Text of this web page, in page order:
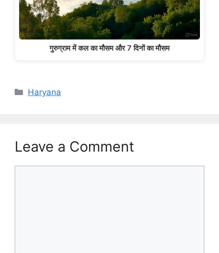
गुरुग्राम में कल का मौसम और 7 दिनों का मौसम
Categories
Haryana
Leave a Comment